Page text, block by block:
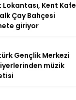
Lokantası, Kent Kafe
Çay Bahçesi
giriyor
Gençlik Merkezi
müzik